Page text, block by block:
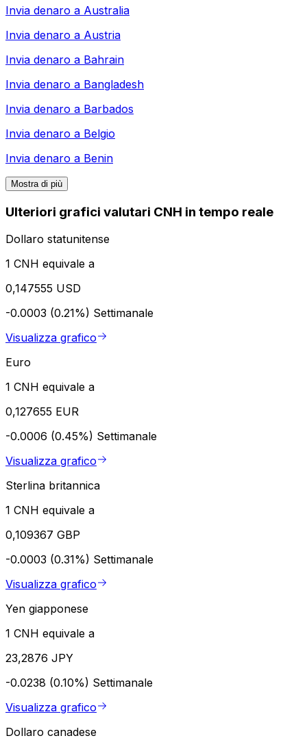
Invia denaro a Australia
Invia denaro a Austria
Invia denaro a Bahrain
Invia denaro a Bangladesh
Invia denaro a Barbados
Invia denaro a Belgio
Invia denaro a Benin
Mostra di più
Ulteriori grafici valutari CNH in tempo reale
Dollaro statunitense
1 CNH equivale a
0,147555 USD
-0.0003 (0.21%) Settimanale
Visualizza grafico
Euro
1 CNH equivale a
0,127655 EUR
-0.0006 (0.45%) Settimanale
Visualizza grafico
Sterlina britannica
1 CNH equivale a
0,109367 GBP
-0.0003 (0.31%) Settimanale
Visualizza grafico
Yen giapponese
1 CNH equivale a
23,2876 JPY
-0.0238 (0.10%) Settimanale
Visualizza grafico
Dollaro canadese